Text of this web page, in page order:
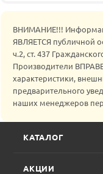
ВНИМАНИЕ!!!
ЯВЛЯЕТСЯ публичной
ч.2, ст. 437
Производители
характеристики,
предварительного
наших менеджеров
КАТАЛОГ
АКЦИИ